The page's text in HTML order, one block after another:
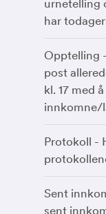
urnetelling
har
Opptelling
post
kl. 17 med
innkomne/
Protokoll -
Sent
sent